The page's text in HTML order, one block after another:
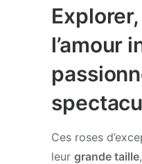
Explorer
l’amour
Ces roses
leur grande taille